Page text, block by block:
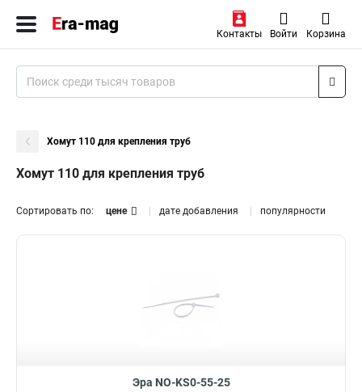
Контакты Войти Корзина
Хомут 110 для крепления труб
Хомут 110 для крепления труб
Сортировать по: цене дате добавления популярности
Эра NO-KS0-55-25